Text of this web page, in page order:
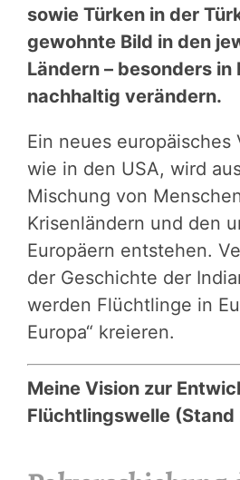
sowie Türken in der
gewohnte Bild in den
Ländern – besonders in
nachhaltig verändern.
Ein neues europäisches
wie in den USA, wird
Mischung von
Krisenländern und den
Europäern entstehen.
der Geschichte der
werden Flüchtlinge in
Europa“ kreieren.
Meine Vision zur
Flüchtlingswelle